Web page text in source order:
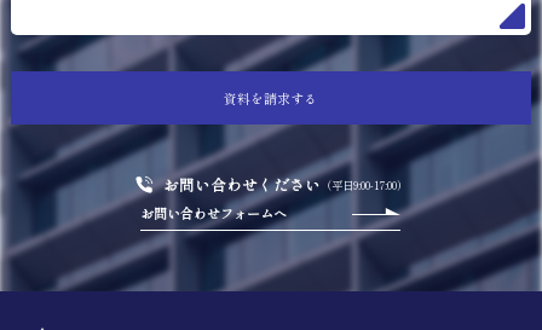
資料を請求する
お問い合わせください （平日9:00-17:00）
お問い合わせフォームへ